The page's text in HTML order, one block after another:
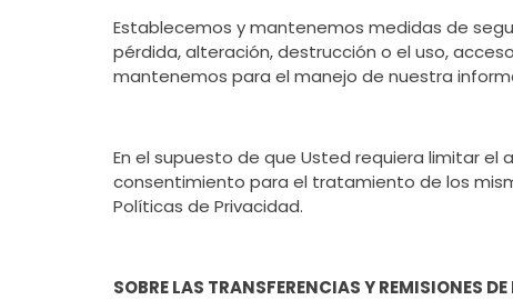
Establecemos y mantenemos medidas de
pérdida, alteración, destrucción o el uso,
mantenemos para el manejo de nuestra
En el supuesto de que Usted requiera limitar
consentimiento para el tratamiento de los
Políticas de Privacidad.
SOBRE LAS TRANSFERENCIAS Y REMISIONES